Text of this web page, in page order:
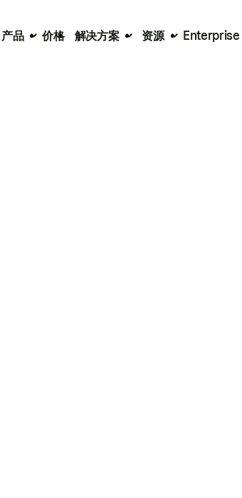
产品 价格 解决方案 资源 Enterprise